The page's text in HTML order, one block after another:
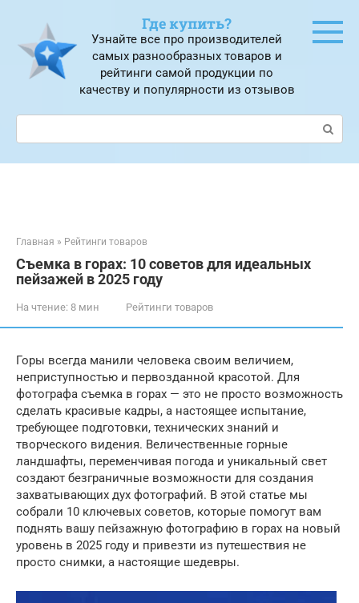
контенту
Где купить?
Узнайте все про производителей
самых разнообразных товаров и
рейтинги самой продукции по
качеству и популярности из отзывов
Поиск:
Главная » Рейтинги товаров
Съемка в горах: 10 советов для идеальных
пейзажей в 2025 году
На чтение: 8 мин Рейтинги товаров
Горы всегда манили человека своим величием,
неприступностью и первозданной красотой. Для
фотографа съемка в горах — это не просто возможность
сделать красивые кадры, а настоящее испытание,
требующее подготовки, технических знаний и
творческого видения. Величественные горные
ландшафты, переменчивая погода и уникальный свет
создают безграничные возможности для создания
захватывающих дух фотографий. В этой статье мы
собрали 10 ключевых советов, которые помогут вам
поднять вашу пейзажную фотографию в горах на новый
уровень в 2025 году и привезти из путешествия не
просто снимки, а настоящие шедевры.